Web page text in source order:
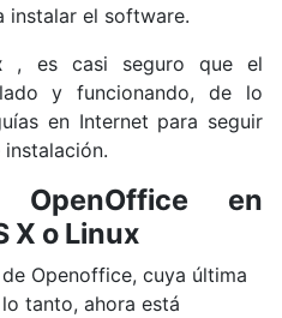
instalar el software.
, es casi seguro que el
y funcionando, de lo
en Internet para seguir
OpenOffice en
X o Linux
Openoffice, cuya última
tanto, ahora está